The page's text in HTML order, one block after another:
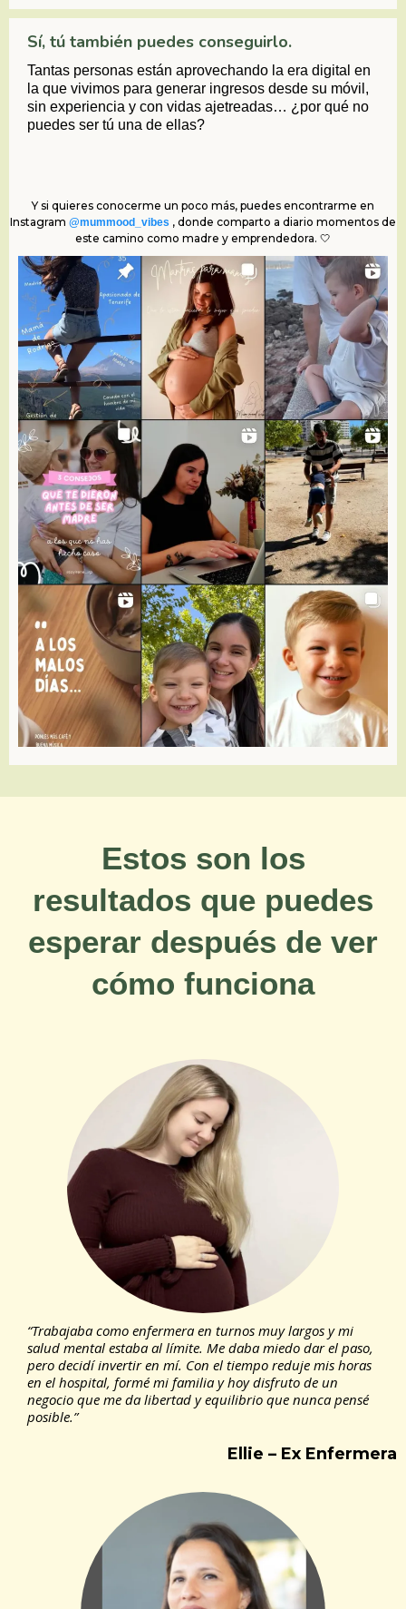
Sí, tú también puedes conseguirlo.
Tantas personas están aprovechando la era digital en
la que vivimos para generar ingresos desde su móvil,
sin experiencia y con vidas ajetreadas… ¿por qué no
puedes ser tú una de ellas?
Y si quieres conocerme un poco más, puedes encontrarme en
Instagram @mummood_vibes , donde comparto a diario momentos de
este camino como madre y emprendedora. 🤍
Estos son los
resultados que puedes
esperar después de ver
cómo funciona
“Trabajaba como enfermera en turnos muy largos y mi
salud mental estaba al límite. Me daba miedo dar el paso,
pero decidí invertir en mí. Con el tiempo reduje mis horas
en el hospital, formé mi familia y hoy disfruto de un
negocio que me da libertad y equilibrio que nunca pensé
posible.”
Ellie – Ex Enfermera